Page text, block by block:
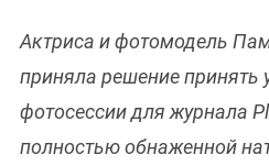
Актриса и фотомодель
приняла решение принять
фотосессии для журнала
полностью обнаженной